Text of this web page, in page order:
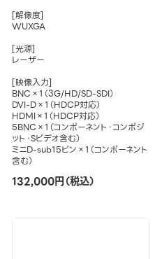
[解像度]
WUXGA
[光源]
レーザー
[映像入力]
BNC×1（3G/HD/SD-SDI）
DVI-D×1（HDCP対応）
HDMI×1（HDCP対応）
5BNC×1（コンポーネント・コンポジ
ット・Sビデオ含む）
ミニD-sub15ピン×1（コンポーネント
含む）
132,000円（税込）